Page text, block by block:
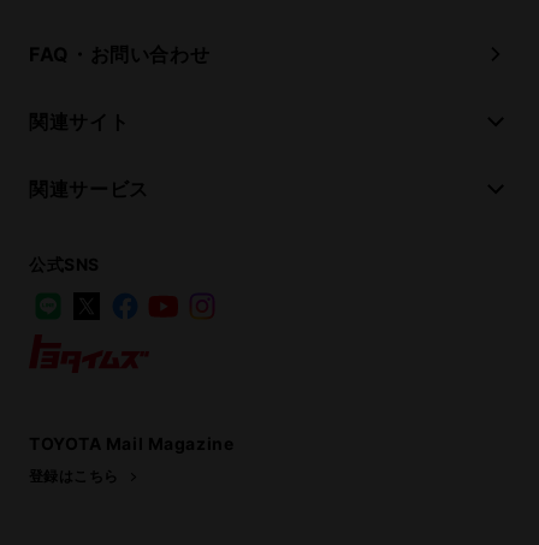
FAQ・お問い合わせ
関連サイト
関連サービス
公式SNS
LINE
FacebookYouTube
TOYOTA Mail Magazine
登録はこちら